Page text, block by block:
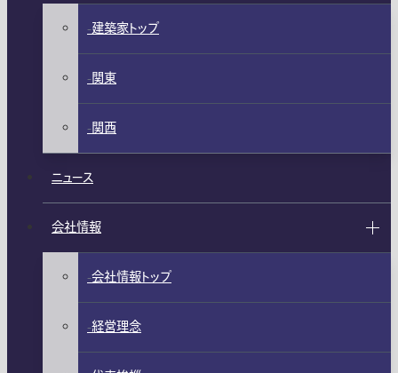
建築家トップ
関東
関西
ニュース
会社情報
会社情報トップ
経営理念